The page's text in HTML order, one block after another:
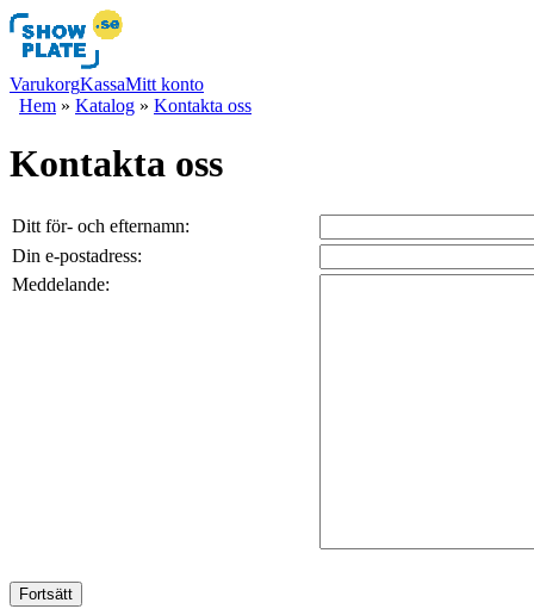
VarukorgKassaMitt konto
Hem » Katalog » Kontakta oss
Kontakta oss
Ditt för- och efternamn:
Din e-postadress:
Meddelande:
Fortsätt